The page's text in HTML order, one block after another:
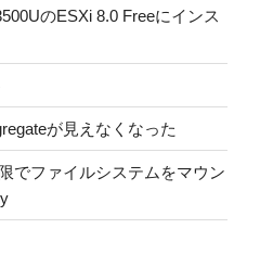
のESXi 8.0 Freeにインス
が見えなくなった
でファイルシステムをマウン